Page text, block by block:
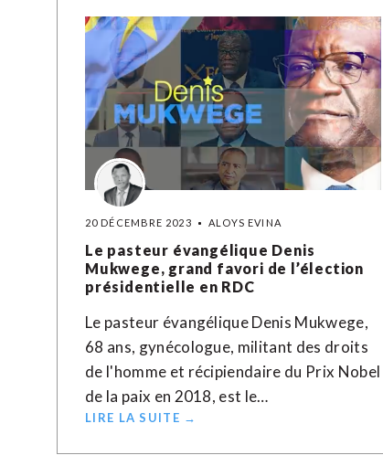
20 DÉCEMBRE 2023 ALOYS EVINA
Le pasteur évangélique Denis
Mukwege, grand favori de l’élection
présidentielle en RDC
Le pasteur évangélique Denis Mukwege,
68 ans, gynécologue, militant des droits
de l'homme et récipiendaire du Prix Nobel
de la paix en 2018, est le…
LIRE LA SUITE →